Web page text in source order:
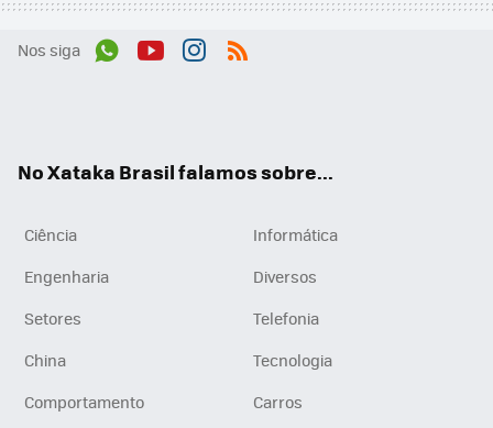
Nos siga
No Xataka Brasil falamos sobre...
Ciência
Informática
Engenharia
Diversos
Setores
Telefonia
China
Tecnologia
Comportamento
Carros